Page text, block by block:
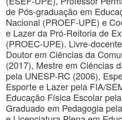
de Pós-graduação em
Nacional (PROEF-UPE) e
e Lazer da Pró-Reitoria de
(PROEC-UPE). Livre-
Doutor em Ciências da
(2017), Mestre em Ciências
pela UNESP-RC (2006),
Esporte e Lazer pela FIA/
Educação Física Escolar
Graduado em Pedagogia